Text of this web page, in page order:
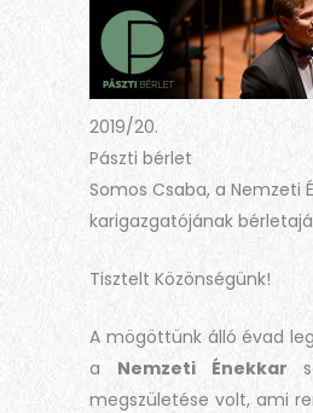
2019/20.
Pászti bérlet
Somos Csaba, a Nemzeti
karigazgatójának
Tisztelt Közönségünk!
A mögöttünk álló évad
a Nemzeti Énekkar
megszületése volt, ami